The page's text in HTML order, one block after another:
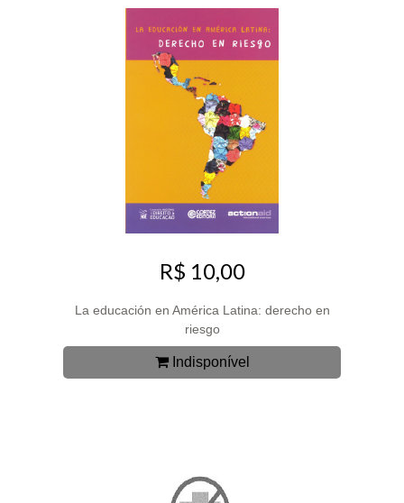
R$ 10,00
La educación en América Latina: derecho en
riesgo
Indisponível